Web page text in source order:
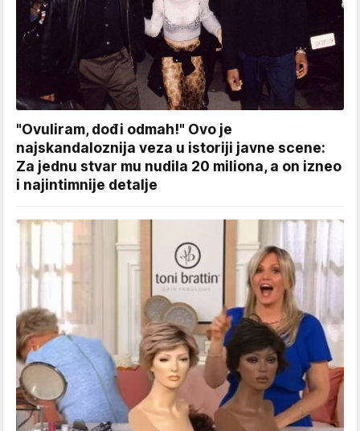
"Ovuliram, dođi odmah!" Ovo je
najskandaloznija veza u istoriji javne scene:
Za jednu stvar mu nudila 20 miliona, a on izneo
i najintimnije detalje